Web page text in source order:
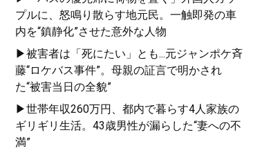
プルに、怒鳴り散らす地元民。一触即発の車
内を“鎮静化”させた意外な人物
▶被害者は「死にたい」とも...元ジャンポケ斉
藤“ロケバス事件”。母親の証言で明かされ
た“被害当日の全貌”
▶世帯年収260万円、都内で暮らす4人家族の
ギリギリ生活。43歳男性が漏らした“妻への不
満”